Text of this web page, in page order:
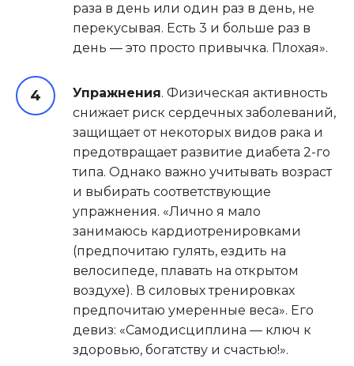
раза в день или один раз в день, не
перекусывая. Есть 3 и больше раз в
день — это просто привычка. Плохая».
Упражнения. Физическая активность
снижает риск сердечных заболеваний,
защищает от некоторых видов рака и
предотвращает развитие диабета 2-го
типа. Однако важно учитывать возраст
и выбирать соответствующие
упражнения. «Лично я мало
занимаюсь кардиотренировками
(предпочитаю гулять, ездить на
велосипеде, плавать на открытом
воздухе). В силовых тренировках
предпочитаю умеренные веса». Его
девиз: «Самодисциплина — ключ к
здоровью, богатству и счастью!».